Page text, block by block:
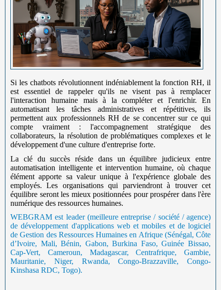
Si les chatbots révolutionnent indéniablement la fonction RH, il
est essentiel de rappeler qu'ils ne visent pas à remplacer
l'interaction humaine mais à la compléter et l'enrichir. En
automatisant les tâches administratives et répétitives, ils
permettent aux professionnels RH de se concentrer sur ce qui
compte vraiment : l'accompagnement stratégique des
collaborateurs, la résolution de problématiques complexes et le
développement d'une culture d'entreprise forte.
La clé du succès réside dans un équilibre judicieux entre
automatisation intelligente et intervention humaine, où chaque
élément apporte sa valeur unique à l'expérience globale des
employés. Les organisations qui parviendront à trouver cet
équilibre seront les mieux positionnées pour prospérer dans l'ère
numérique des ressources humaines.
WEBGRAM est leader (meilleure entreprise / société / agence)
de développement d'applications web et mobiles et de logiciel
de Gestion des Ressources Humaines en Afrique (Sénégal, Côte
d’Ivoire, Mali, Bénin, Gabon, Burkina Faso, Guinée Bissao,
Cap-Vert, Cameroun, Madagascar, Centrafrique, Gambie,
Mauritanie, Niger, Rwanda, Congo-Brazzaville, Congo-
Kinshasa RDC, Togo).